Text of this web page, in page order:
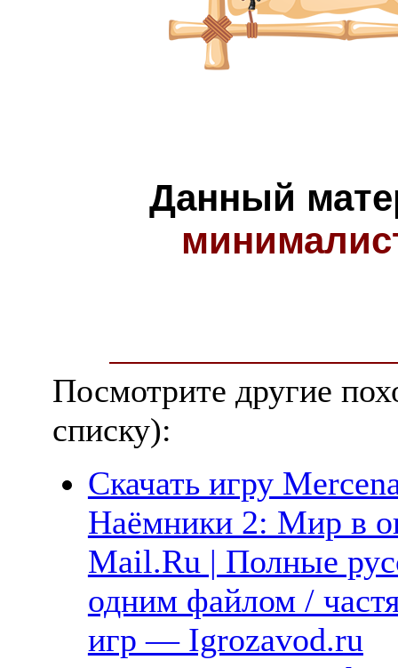
Данный
Посмотрите другие
списку):
Скачать игру
Наёмники 2: Мир в
Mail.Ru | Полные
одним файлом /
игр — Igrozavod.ru